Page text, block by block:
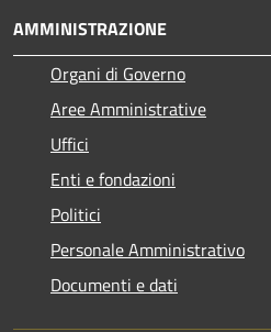
AMMINISTRAZIONE
Organi di Governo
Aree Amministrative
Uffici
Enti e fondazioni
Politici
Personale Amministrativo
Documenti e dati